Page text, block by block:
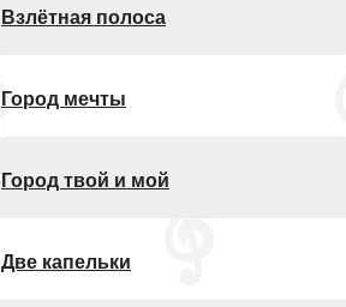
Взлётная полоса
Город мечты
Город твой и мой
Две капельки